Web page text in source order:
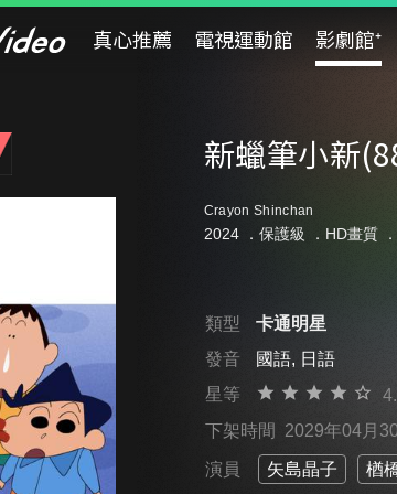
真心推薦 電視運動館 影劇館⁺
新蠟筆小新
Crayon Shinchan
2024 ． 保護級 ．HD畫質
類型
卡通明星
發音
國語, 日語
星等
下架時間 2029年04月
演員 矢島晶子 楢